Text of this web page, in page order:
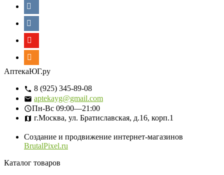
АптекаЮГ.ру
8 (925) 345-89-08
aptekayg@gmail.com
Пн-Вс 09:00—21:00
г.Москва, ул. Братиславская, д.16, корп.1
Создание и продвижение интернет-магазинов
BrutalPixel.ru
Каталог товаров